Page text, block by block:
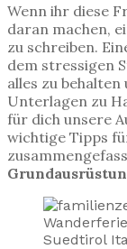
Wenn ihr diese
daran machen,
zu schreiben.
dem stressigen
alles zu
Unterlagen zu
für dich unsere
wichtige Tipps